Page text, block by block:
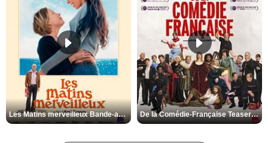
Les Matins merveilleux Bande-annonce VF De la Comédie-Française Teaser VF